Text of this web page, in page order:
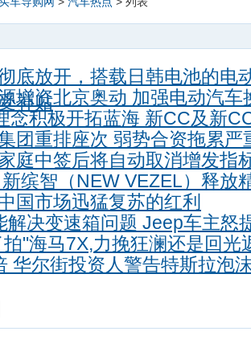
底放开，搭载日韩电池的电
补贴
增资北京奥动 加强电动汽车
念积极开拓蓝海 新CC及新
团重排座次 弱势合资拖累严
庭中签后将自动取消增发指
缤智（NEW VEZEL）释放
国市场迅猛复苏的红利
解决变速箱问题 Jeep车主怒
"海马7X,力挽狂澜还是回光
华尔街投资人警告特斯拉泡